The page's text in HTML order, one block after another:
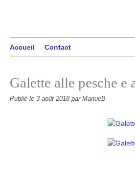
Accueil Contact
Galette alle pesche e
Publié le 3 août 2018 par ManueB